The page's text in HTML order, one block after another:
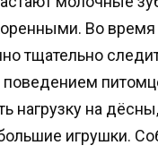
Во время
тщательно
нагрузку на
игрушки.